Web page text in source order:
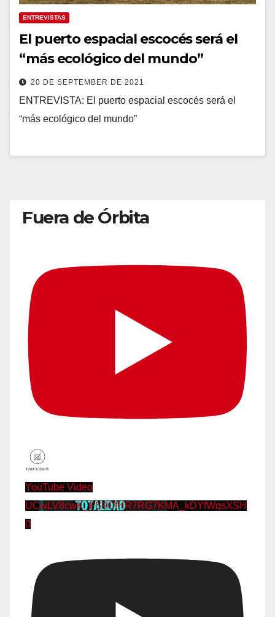
ENTREVISTAS
El puerto espacial escocés será el
“más ecológico del mundo”
20 DE SEPTEMBER DE 2021
ENTREVISTA: El puerto espacial escocés será el
“más ecológico del mundo”
Fuera de Órbita
YouTube Video
UCwLV8cwK_FS9OfHR7RG7KMA_kDYfWqsXSH
0